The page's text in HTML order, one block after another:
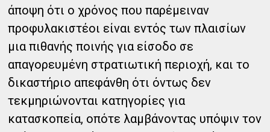
άποψη ότι ο χρόνος που παρέμειναν
προφυλακιστέοι είναι εντός των πλαισίων
μια πιθανής ποινής για είσοδο σε
απαγορευμένη στρατιωτική περιοχή, και το
δικαστήριο απεφάνθη ότι όντως δεν
τεκμηριώνονται κατηγορίες για
κατασκοπεία, οπότε λαμβάνοντας υπόψιν τον